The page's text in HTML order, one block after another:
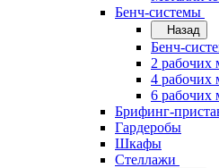
Бенч-системы
Назад
Бенч-
2 рабочих
4 рабочих
6 рабочих
Брифинг-
Гардеробы
Шкафы
Стеллажи